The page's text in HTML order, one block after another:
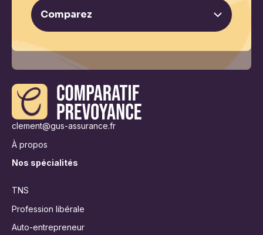
Comparez
clement@gus-assurance.fr
À propos
Nos spécialités
TNS
Profession libérale
Auto-entrepreneur